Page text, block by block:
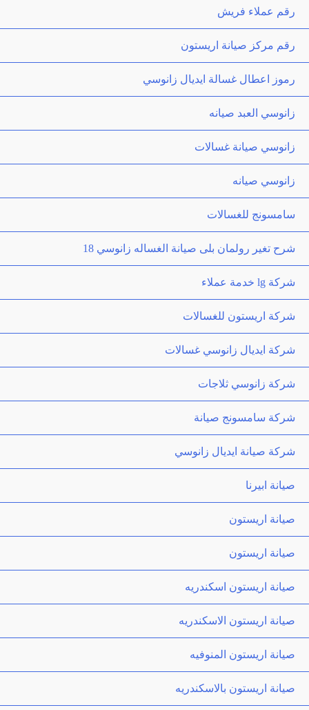
رقم عملاء فريش
رقم مركز صيانة اريستون
رموز اعطال غسالة ايديال زانوسي
زانوسي العبد صيانه
زانوسي صيانة غسالات
زانوسي صيانه
سامسونج للغسالات
شرح تغير رولمان بلى صيانة الغساله زانوسي 18
شركة lg خدمة عملاء
شركة اريستون للغسالات
شركة ايديال زانوسي غسالات
شركة زانوسي ثلاجات
شركة سامسونج صيانة
شركة صيانة ايديال زانوسي
صيانة ابيرنا
صيانة اريستون
صيانة اريستون
صيانة اريستون اسكندريه
صيانة اريستون الاسكندريه
صيانة اريستون المنوفيه
صيانة اريستون بالاسكندريه